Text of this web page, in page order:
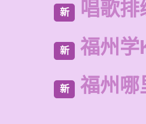
新 唱歌排
新 福州学
新 福州哪